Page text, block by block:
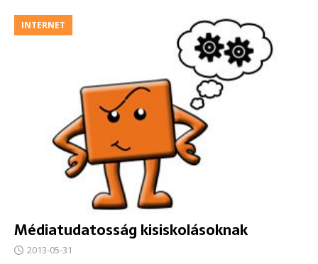
INTERNET
Médiatudatosság kisiskolásoknak
2013-05-31